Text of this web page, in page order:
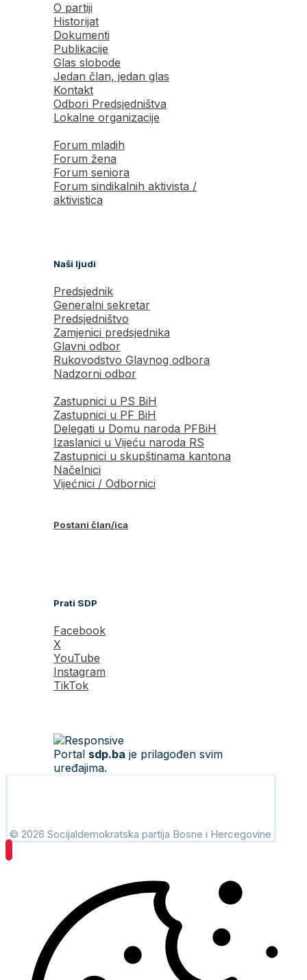
O partiji
Historijat
Dokumenti
Publikacije
Glas slobode
Jedan član, jedan glas
Kontakt
Odbori Predsjedništva
Lokalne organizacije
Forum mladih
Forum žena
Forum seniora
Forum sindikalnih aktivista /
aktivistica
Naši ljudi
Predsjednik
Generalni sekretar
Predsjedništvo
Zamjenici predsjednika
Glavni odbor
Rukovodstvo Glavnog odbora
Nadzorni odbor
Zastupnici u PS BiH
Zastupnici u PF BiH
Delegati u Domu naroda PFBiH
Izaslanici u Vijeću naroda RS
Zastupnici u skupštinama kantona
Načelnici
Vijećnici / Odbornici
Postani član/ica
Prati SDP
Facebook
X
YouTube
Instagram
TikTok
Portal sdp.ba je prilagođen svim
uređajima.
© 2026 Socijaldemokratska partija Bosne i Hercegovine